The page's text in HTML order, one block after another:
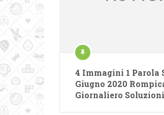
4 Immagini 1 Parola
Giugno 2020
Giornaliero Soluzioni